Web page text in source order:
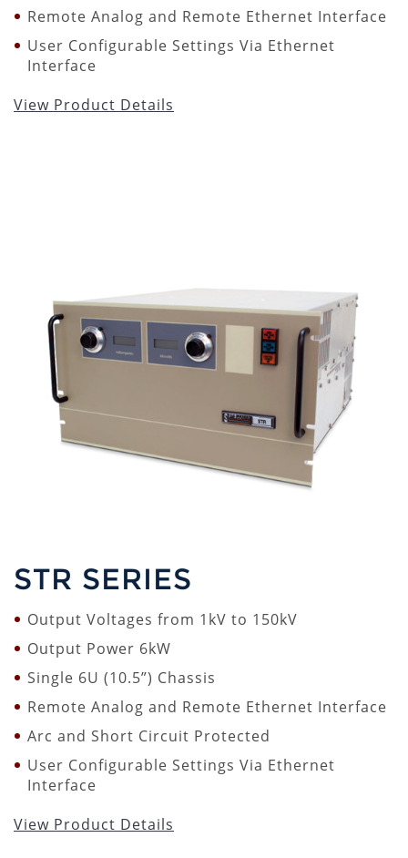
Remote Analog and Remote Ethernet Interface
User Configurable Settings Via Ethernet
Interface
View Product Details
STR SERIES
Output Voltages from 1kV to 150kV
Output Power 6kW
Single 6U (10.5”) Chassis
Remote Analog and Remote Ethernet Interface
Arc and Short Circuit Protected
User Configurable Settings Via Ethernet
Interface
View Product Details